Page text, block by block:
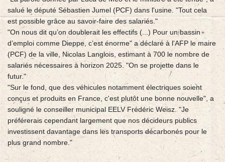
salué le député Sébastien Jumel (PCF) dans l'usine. "Tout cela
est possible grâce au savoir-faire des salariés."
"On nous dit qu’on doublerait les effectifs (...) Pour un bassin
d’emploi comme Dieppe, c’est énorme" a déclaré à l'AFP le maire
(PCF) de la ville, Nicolas Langlois, estimant à 700 le nombre de
salariés nécessaires à horizon 2025. "On se projette dans le
futur."
"Sur le fond, que des véhicules notamment électriques soient
conçus et produits en France, c'est plutôt une bonne nouvelle", a
souligné le conseiller municipal EELV Frédéric Weisz. "Je
préférerais cependant largement que nos décideurs publics
investissent davantage dans les transports décarbonés pour le
plus grand nombre."